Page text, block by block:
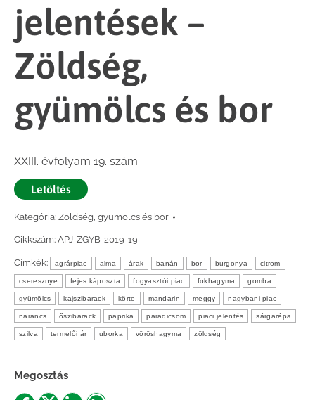
jelentések –
Zöldség,
gyümölcs és bor
XXIII. évfolyam 19. szám
Letöltés
Kategória: Zöldség, gyümölcs és bor
Cikkszám: APJ-ZGYB-2019-19
Címkék: agrárpiac alma árak banán bor burgonya citrom
cseresznye fejes káposzta fogyasztói piac fokhagyma gomba
gyümölcs kajszibarack körte mandarin meggy nagybani piac
narancs őszibarack paprika paradicsom piaci jelentés sárgarépa
szilva termelői ár uborka vöröshagyma zöldség
Megosztás